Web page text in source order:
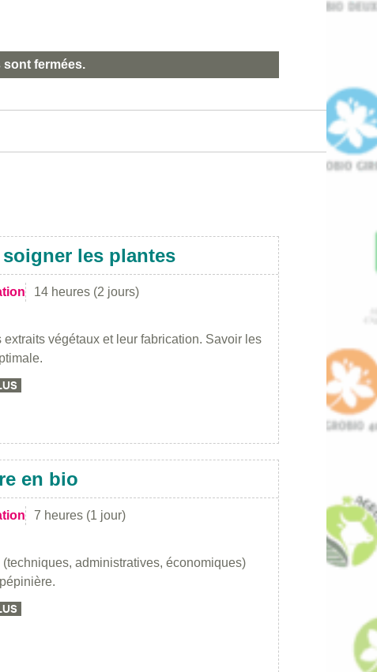
fermées.
les plantes
14 heures (2 jours)
végétaux et leur fabrication. Savoir les
en bio
7 heures (1 jour)
administratives, économiques)